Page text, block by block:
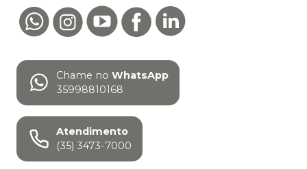
Chame no WhatsApp
35998810168
Atendimento
(35) 3473-7000